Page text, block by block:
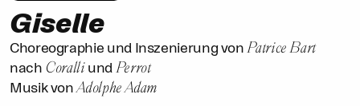
Giselle
Choreographie und Inszenierung vonPatrice Bart
nach Coralliund Perrot
Musik vonAdolphe Adam